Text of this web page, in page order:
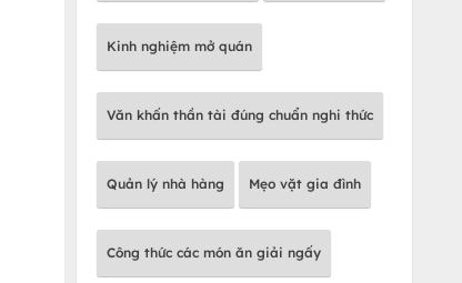
Kinh nghiệm mở quán
Văn khấn thần tài đúng chuẩn nghi thức
Quản lý nhà hàng Mẹo vặt gia đình
Công thức các món ăn giải ngấy